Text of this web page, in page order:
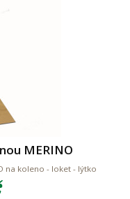
MERINO
na koleno - loket - lýtko